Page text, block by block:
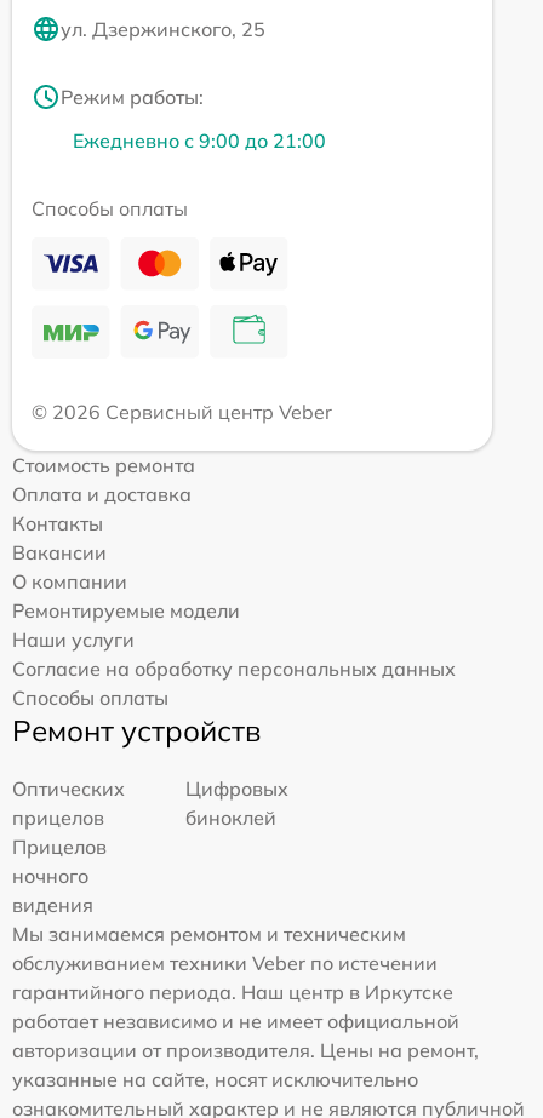
ул. Дзержинского, 25
Режим работы:
Ежедневно с 9:00 до 21:00
Способы оплаты
© 2026 Сервисный центр Veber
Стоимость ремонта
Оплата и доставка
Контакты
Вакансии
О компании
Ремонтируемые модели
Наши услуги
Согласие на обработку персональных данных
Способы оплаты
Ремонт устройств
Оптических
прицелов
Цифровых
биноклей
Прицелов
ночного
видения
Мы занимаемся ремонтом и техническим
обслуживанием техники Veber по истечении
гарантийного периода. Наш центр в Иркутске
работает независимо и не имеет официальной
авторизации от производителя. Цены на ремонт,
указанные на сайте, носят исключительно
ознакомительный характер и не являются публичной